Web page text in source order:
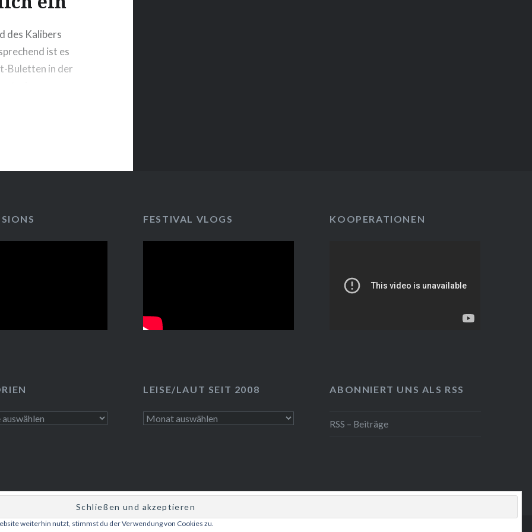
des Kalibers
ist es
Buletten in der
beim
Erwartungen…
FESTIVAL VLOGS KOOPERATIONEN
LEISE/LAUT SEIT 2008
LEISE/laut
ABONNIERT UNS ALS RSS
RSS – Beiträge
weiterhin nutzt, stimmst du der Verwendung von Cookies zu.